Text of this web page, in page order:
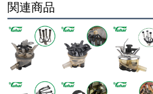
関連商品